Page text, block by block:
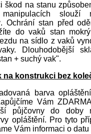
na stanu
slouží
. Ochrání stan před
do vaků stan
na sídlo z vaků
Dlouhodobější
+ suchý vak".
na konstrukci bez
barva
Vám
půjčovny do doby
opláštění. Pro tyto
Vám informaci o